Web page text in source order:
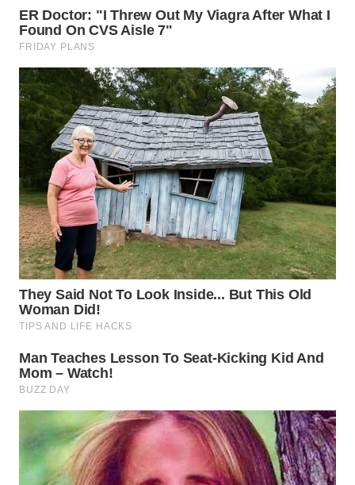
TENGAH
WN DELI
SERDANG
WN
TEBING
TINGGI
WN
PAKPAK
WN
KARAWANG
WN
BEKASI
WN
BOGOR
WN
DEPOK